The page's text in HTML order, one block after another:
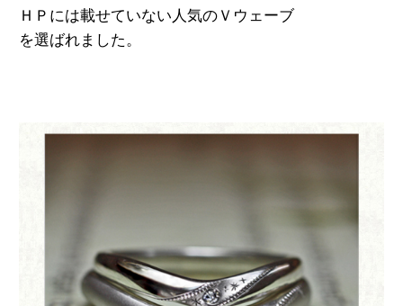
ＨＰには載せていない人気のＶウェーブ
を選ばれました。